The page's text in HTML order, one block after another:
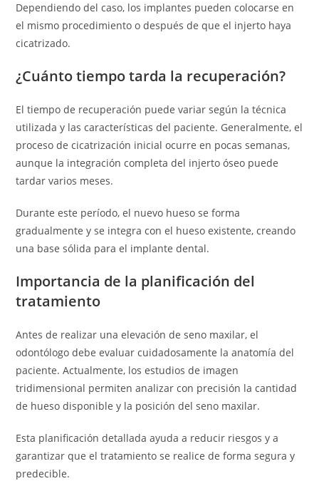
Dependiendo del caso, los implantes pueden colocarse en
el mismo procedimiento o después de que el injerto haya
cicatrizado.
¿Cuánto tiempo tarda la recuperación?
El tiempo de recuperación puede variar según la técnica
utilizada y las características del paciente. Generalmente, el
proceso de cicatrización inicial ocurre en pocas semanas,
aunque la integración completa del injerto óseo puede
tardar varios meses.
Durante este período, el nuevo hueso se forma
gradualmente y se integra con el hueso existente, creando
una base sólida para el implante dental.
Importancia de la planificación del
tratamiento
Antes de realizar una elevación de seno maxilar, el
odontólogo debe evaluar cuidadosamente la anatomía del
paciente. Actualmente, los estudios de imagen
tridimensional permiten analizar con precisión la cantidad
de hueso disponible y la posición del seno maxilar.
Esta planificación detallada ayuda a reducir riesgos y a
garantizar que el tratamiento se realice de forma segura y
predecible.